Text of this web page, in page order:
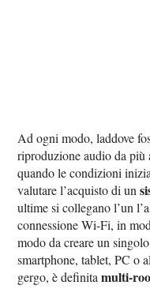
Ad ogni modo, laddove
riproduzione audio da più
quando le condizioni
valutare l’acquisto di un
ultime si collegano l’un
connessione Wi-Fi, in
modo da creare un
smartphone, tablet, PC o
gergo, è definitamulti-